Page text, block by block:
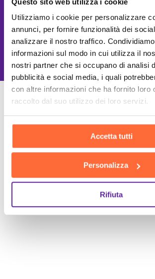
Utilizziamo i cookie per personalizzare
annunci, per fornire funzionalità dei
analizzare il nostro traffico.
informazioni sul modo in cui utilizza il
nostri partner che si occupano di analisi
pubblicità e social media, i quali
con altre informazioni che ha fornito loro
raccolto dal suo utilizzo dei loro servizi.
Accetta tutti
Personalizza
Rifiuta
This site is protected by reCAPTCHA
Un Team di
Sempre a tuo